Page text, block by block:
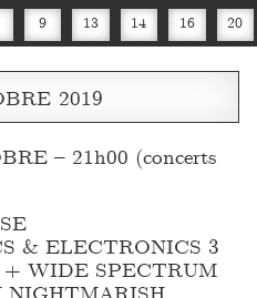
9 13 14 16 20
2019
– 21h00 (concerts
& ELECTRONICS 3
WIDE SPECTRUM
NIGHTMARISH